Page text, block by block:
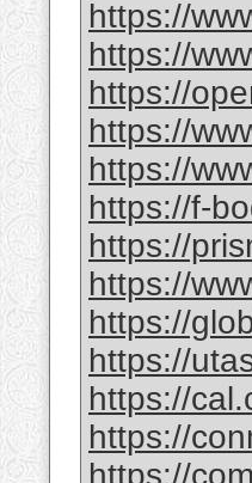
https://
https://
https://
https://
https://
https://f-
https://
https://
https://
https://
https://
https://